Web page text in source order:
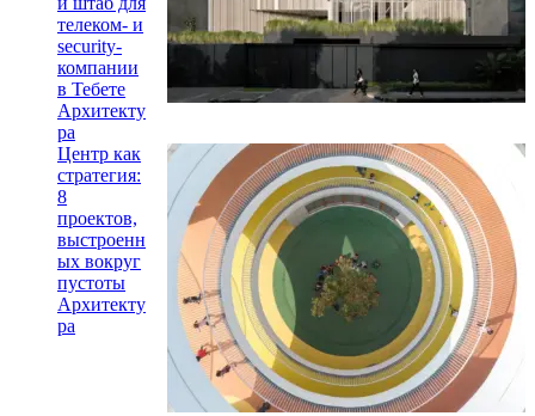
телеком- и
security-
компании
в Тебете
Архитекту
ра
Центр как
стратегия:
8
проектов,
выстроенн
ых вокруг
пустоты
Архитекту
ра